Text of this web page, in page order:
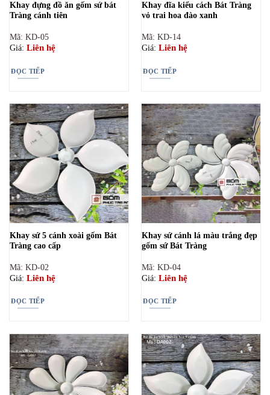
Khay đựng đồ ăn gốm sứ bát
Tràng cánh tiên
Mã: KD-05
Giá: Liên hệ
ĐỌC TIẾP
Khay đĩa kiểu cách Bát Tràng
vỏ trai hoa đào xanh
Mã: KD-14
Giá: Liên hệ
ĐỌC TIẾP
Khay sứ 5 cánh xoài gốm Bát
Tràng cao cấp
Mã: KD-02
Giá: Liên hệ
ĐỌC TIẾP
Khay sứ cánh lá màu trắng đẹp
gốm sứ Bát Tràng
Mã: KD-04
Giá: Liên hệ
ĐỌC TIẾP